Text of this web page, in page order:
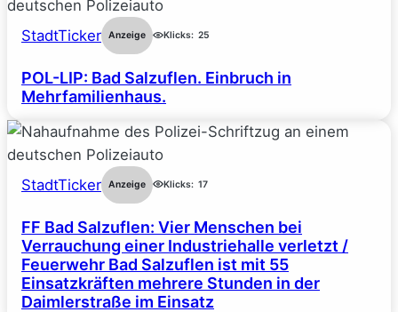
StadtTicker Anzeige Klicks: 25
POL-LIP: Bad Salzuflen. Einbruch in
Mehrfamilienhaus.
StadtTicker Anzeige Klicks: 17
FF Bad Salzuflen: Vier Menschen bei
Verrauchung einer Industriehalle verletzt /
Feuerwehr Bad Salzuflen ist mit 55
Einsatzkräften mehrere Stunden in der
Daimlerstraße im Einsatz